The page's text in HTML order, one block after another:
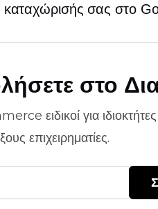
σας στο
στο
ειδικοί για
επιχειρηματίες.